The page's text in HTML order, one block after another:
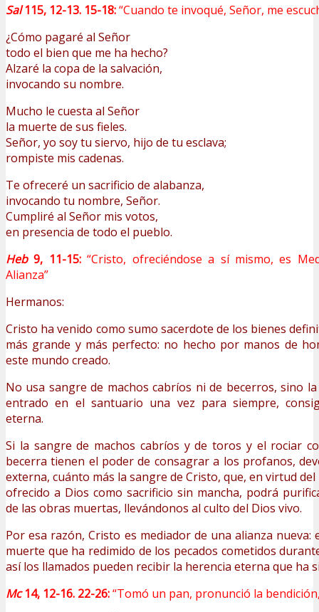
Sal115, 12-13. 15-18:“Cuando te invoqué, Señor, me
¿Cómo pagaré al Señor
todo el bien que me ha hecho?
Alzaré la copa de la salvación,
invocando su nombre.
Mucho le cuesta al Señor
la muerte de sus fieles.
Señor, yo soy tu siervo, hijo de tu esclava;
rompiste mis cadenas.
Te ofreceré un sacrificio de alabanza,
invocando tu nombre, Señor.
Cumpliré al Señor mis votos,
en presencia de todo el pueblo.
Heb9, 11-15:“Cristo, ofreciéndose a sí mismo, es
Alianza”
Hermanos:
Cristo ha venido como sumo sacerdote de los bienes
más grande y más perfecto: no hecho por manos de
este mundo creado.
No usa sangre de machos cabríos ni de becerros, sino
entrado en el santuario una vez para siempre,
eterna.
Si la sangre de machos cabríos y de toros y el rociar
becerra tienen el poder de consagrar a los profanos,
externa, cuánto más la sangre de Cristo, que, en virtud
ofrecido a Dios como sacrificio sin mancha, podrá
de las obras muertas, llevándonos al culto del Dios vivo.
Por esa razón, Cristo es mediador de una alianza nueva:
muerte que ha redimido de los pecados cometidos
así los llamados pueden recibir la herencia eterna que ha
Mc14, 12-16. 22-26:“Tomó un pan, pronunció la